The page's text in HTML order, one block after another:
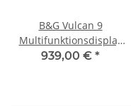
B&G Vulcan 9
Multifunktionsdisplay
000-13214-001
939,00 € *